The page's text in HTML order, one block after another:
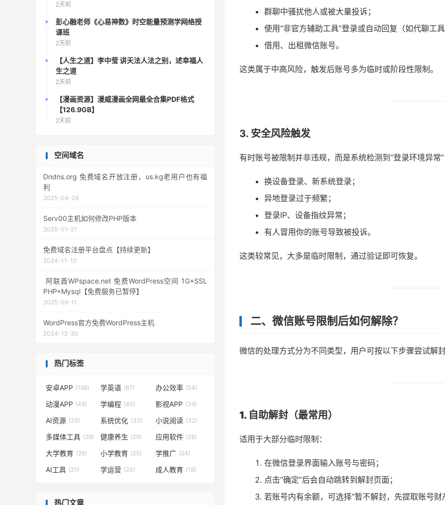
群聊中骚扰他人或被大量投诉；
使用“非官方辅助工具”登录或自动回复（如代聊工
借用、出租微信账号。
这类属于中高风险，触发后账号多为临时或阶段性限制。
3. 安全风险触发
有时账号被限制并非违规，而是系统检测到“登录环境异常
换设备登录、新系统登录；
异地登录过于频繁；
登录IP、设备指纹异常；
有人冒用你的账号导致被投诉。
这类较常见，大多是临时限制，通过验证即可恢复。
二、微信账号限制后如何解除？
微信的处理方式分为不同类型，用户可按以下步骤尝试解
1. 自助解封（最常用）
适用于大部分临时限制：
在微信登录界面输入账号与密码；
点击“确定”后会自动跳转到解封页面；
若账号内有余额，可选择“暂不解封，先提取账号财
2天前
彭心融老师《心易神数》时空能量预测学网络授
课班
2天前
【人生之道】李中莹 讲天法人法之别，述幸福人
生之道
2天前
【漫画资源】漫威漫画全网最全合集PDF格式
【126.9GB】
2天前
空间域名
Dndns.org 免费域名开放注册，us.kg老用户也有福
利
2025-04-24
Serv00主机如何修改PHP版本
2025-01-21
免费域名注册平台盘点【持续更新】
2024-11-10
阿联酋WPspace.net 免费WordPress空间 1G+SSL
PHP+Mysql【免费服务已暂停】
2025-09-11
WordPress官方免费WordPress主机
2024-12-30
热门标签
安卓APP (198) 学英语 (87) 办公效率 (54)
动漫APP (48) 学编程 (45) 影视APP (39)
AI资源 (35) 系统优化 (33) 小说阅读 (32)
多媒体工具 (29) 健康养生 (29) 应用软件 (28)
大学教育 (26) 小学教育 (25) 学推广 (24)
AI工具 (21) 学运营 (20) 成人教育 (18)
热门文章